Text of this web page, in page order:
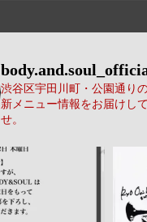
渋谷区宇田川町・公園通り
新メニュー情報をお届けし
せ。